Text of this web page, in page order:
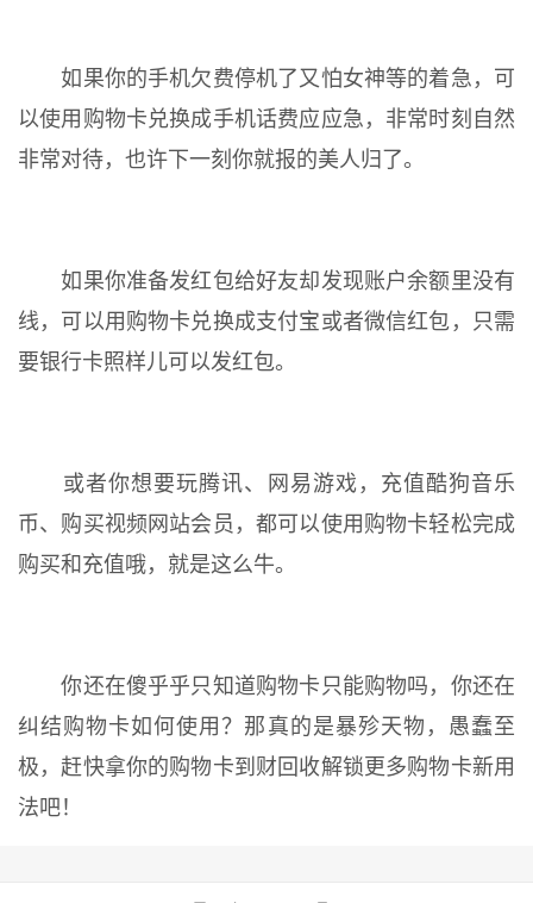
如果你的手机欠费停机了又怕女神等的着急，可
以使用购物卡兑换成手机话费应应急，非常时刻自然
非常对待，也许下一刻你就报的美人归了。
如果你准备发红包给好友却发现账户余额里没有
线，可以用购物卡兑换成支付宝或者微信红包，只需
要银行卡照样儿可以发红包。
或者你想要玩腾讯、网易游戏，充值酷狗音乐
币、购买视频网站会员，都可以使用购物卡轻松完成
购买和充值哦，就是这么牛。
你还在傻乎乎只知道购物卡只能购物吗，你还在
纠结购物卡如何使用？那真的是暴殄天物，愚蠢至
极，赶快拿你的购物卡到财回收解锁更多购物卡新用
法吧！